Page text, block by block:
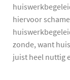
hiervoor
zonde, want
juist heel nuttig